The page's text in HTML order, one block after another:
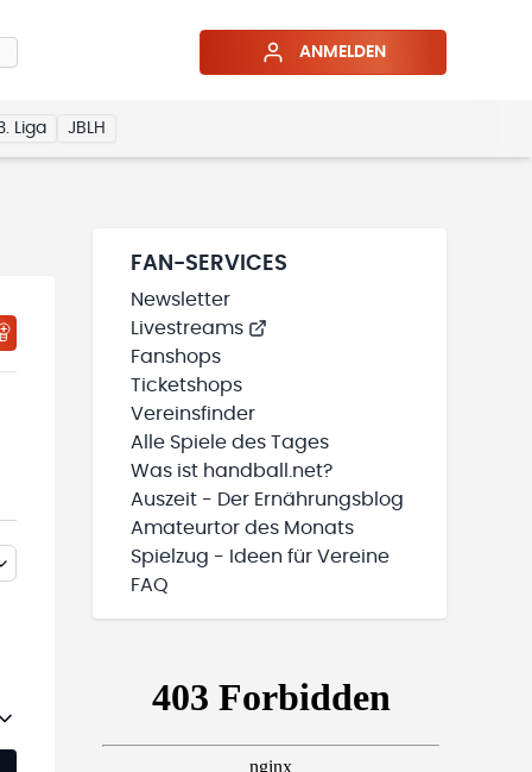
ANMELDEN
Liga JBLH
WIRD GELADEN
TEAMS“ HINZUFÜGEN
FAN-SERVICES
Newsletter
Livestreams
Fanshops
Ticketshops
Vereinsfinder
Alle Spiele des Tages
Was ist handball.net?
Auszeit - Der Ernährungsblog
Amateurtor des Monats
Spielzug - Ideen für Vereine
FAQ